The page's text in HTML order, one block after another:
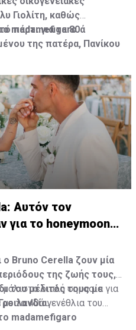
Γιολίτη, καθώς
πάρτι για τα 80ά
της πατέρα, Πανίκου
madamefigaro
Αυτόν τον
για το honeymoon
ο Bruno Cerella ζουν μία
της ζωής τους,
του μέλιτός τους με
διπλή σημασία για
τα 40ά γενέθλια του
madamefigaro